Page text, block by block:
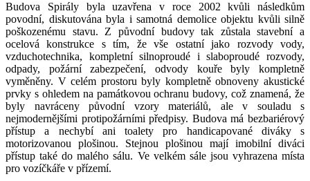
Budova Spirály byla uzavřena v roce 2002 kvůli následkům
povodní, diskutována byla i samotná demolice objektu kvůli silně
poškozenému stavu. Z původní budovy tak zůstala stavební a
ocelová konstrukce s tím, že vše ostatní jako rozvody vody,
vzduchotechnika, kompletní silnoproudé i slaboproudé rozvody,
odpady, požární zabezpečení, odvody kouře byly kompletně
vyměněny. V celém prostoru byly kompletně obnoveny akustické
prvky s ohledem na památkovou ochranu budovy, což znamená, že
byly navráceny původní vzory materiálů, ale v souladu s
nejmodernějšími protipožárními předpisy. Budova má bezbariérový
přístup a nechybí ani toalety pro handicapované diváky s
motorizovanou plošinou. Stejnou plošinou mají imobilní diváci
přístup také do malého sálu. Ve velkém sále jsou vyhrazena místa
pro vozíčkáře v přízemí.